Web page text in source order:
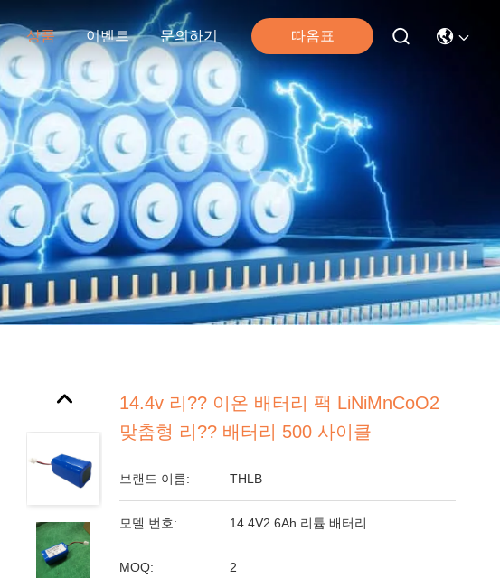
상품 이벤트 문의하기 따옴표
14.4v 리?? 이온 배터리 팩 LiNiMnCoO2
맞춤형 리?? 배터리 500 사이클
브랜드 이름: THLB
모델 번호: 14.4V2.6Ah 리튬 배터리
MOQ: 2